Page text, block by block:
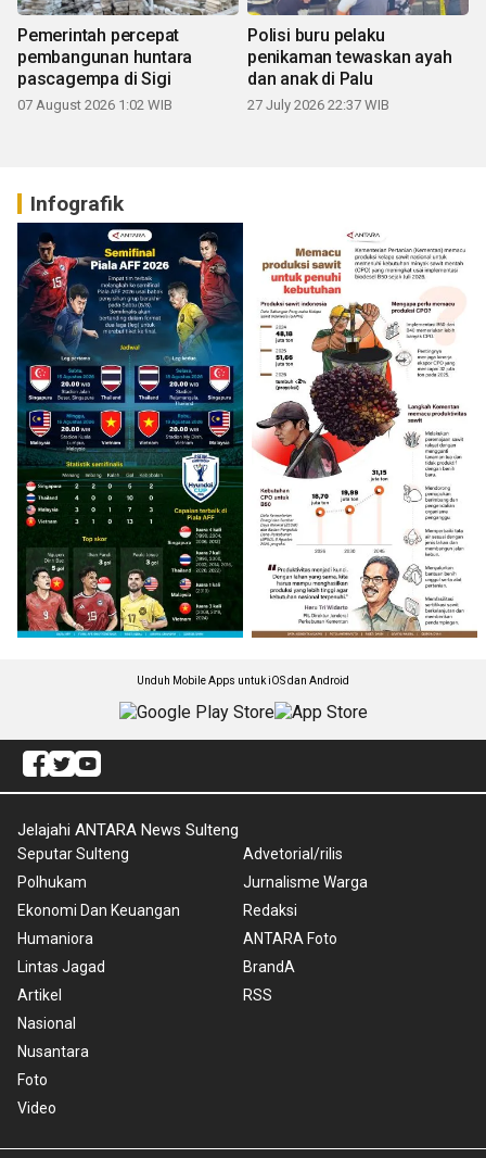
Pemerintah percepat
pembangunan huntara
pascagempa di Sigi
07 August 2026 1:02 WIB
Polisi buru pelaku
penikaman tewaskan ayah
dan anak di Palu
27 July 2026 22:37 WIB
Infografik
Unduh Mobile Apps untuk iOS dan Android
Jelajahi ANTARA News Sulteng
Seputar Sulteng
Polhukam
Ekonomi Dan Keuangan
Humaniora
Lintas Jagad
Artikel
Nasional
Nusantara
Foto
Video
Advetorial/rilis
Jurnalisme Warga
Redaksi
ANTARA Foto
BrandA
RSS